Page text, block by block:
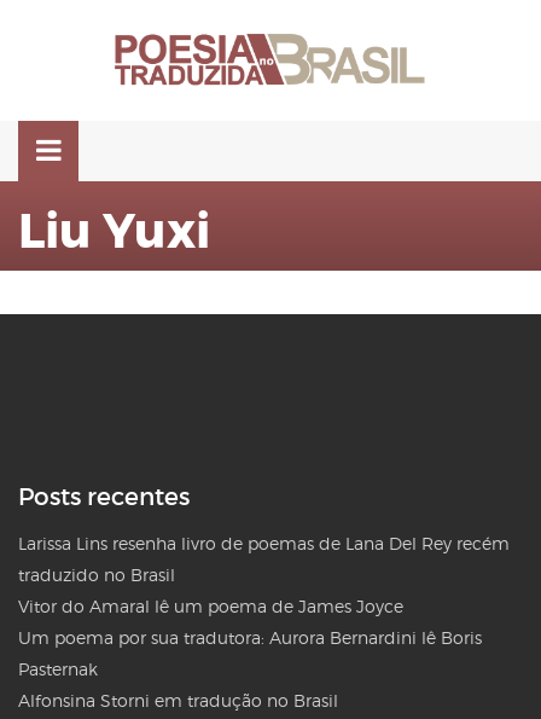
Liu Yuxi
Posts recentes
Larissa Lins resenha livro de poemas de Lana Del Rey recém
traduzido no Brasil
Vitor do Amaral lê um poema de James Joyce
Um poema por sua tradutora: Aurora Bernardini lê Boris
Pasternak
Alfonsina Storni em tradução no Brasil